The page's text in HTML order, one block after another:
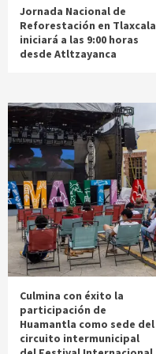
Jornada Nacional de
Reforestación en Tlaxcala
iniciará a las 9:00 horas
desde Atltzayanca
Culmina con éxito la
participación de
Huamantla como sede del
circuito intermunicipal